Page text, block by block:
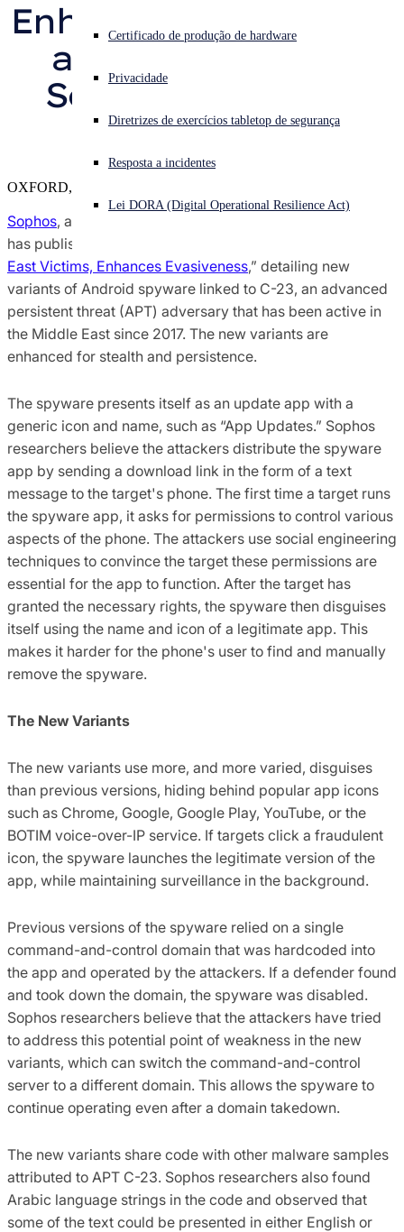
Enfrentando um ataque cibernético? Obtenha ajuda imediata
Iniciar sessão
Open search
Português (Brasil) Open language switcher
Certificado de produção de hardware
Privacidade
Diretrizes de exercícios tabletop de segurança
Resposta a incidentes
Lei DORA (Digital Operational Resilience Act)
Pesquisa de ameaças do Sophos X-Ops
Premiações e avaliações
Enhanced for Stealth
and Persistence,
Sophos Research
Reveals
OXFORD, U.K.
Sophos, a global leader in next-generation cybersecurity,
has published, “
East Victims, Enhances Evasiveness,” detailing new
variants of Android spyware linked to C-23, an advanced
persistent threat (APT) adversary that has been active in
the Middle East since 2017. The new variants are
enhanced for stealth and persistence.
The spyware presents itself as an update app with a
generic icon and name, such as “App Updates.” Sophos
researchers believe the attackers distribute the spyware
app by sending a download link in the form of a text
message to the target's phone. The first time a target runs
the spyware app, it asks for permissions to control various
aspects of the phone. The attackers use social engineering
techniques to convince the target these permissions are
essential for the app to function. After the target has
granted the necessary rights, the spyware then disguises
itself using the name and icon of a legitimate app. This
makes it harder for the phone's user to find and manually
remove the spyware.
The New Variants
The new variants use more, and more varied, disguises
than previous versions, hiding behind popular app icons
such as Chrome, Google, Google Play, YouTube, or the
BOTIM voice-over-IP service. If targets click a fraudulent
icon, the spyware launches the legitimate version of the
app, while maintaining surveillance in the background.
Previous versions of the spyware relied on a single
command-and-control domain that was hardcoded into
the app and operated by the attackers. If a defender found
and took down the domain, the spyware was disabled.
Sophos researchers believe that the attackers have tried
to address this potential point of weakness in the new
variants, which can switch the command-and-control
server to a different domain. This allows the spyware to
continue operating even after a domain takedown.
The new variants share code with other malware samples
attributed to APT C-23. Sophos researchers also found
Arabic language strings in the code and observed that
some of the text could be presented in either English or